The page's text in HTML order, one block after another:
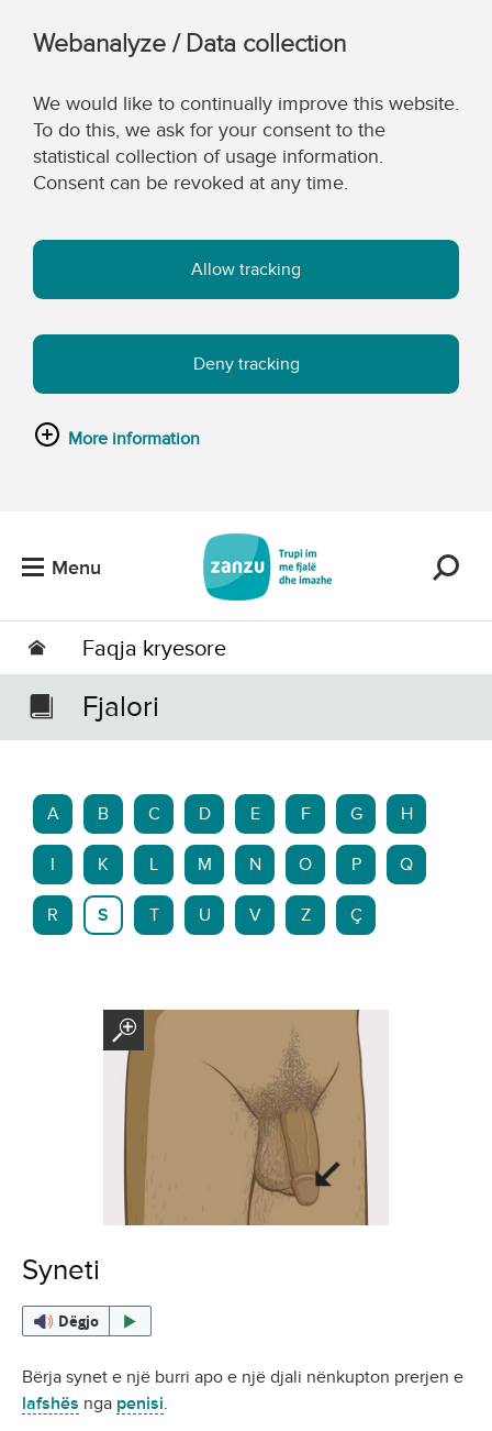
Webanalyze / Data collection
We would like to continually improve this website.
To do this, we ask for your consent to the
statistical collection of usage information.
Consent can be revoked at any time.
Allow tracking
Deny tracking
More information
Menu
Faqja kryesore
Fjalori
A B C D E F G H
K L M N O P Q
R S T U V Z Ç
Syneti
Dëgjo
Bërja synet e një burri apo e një djali nënkupton prerjen e
lafshës nga penisi